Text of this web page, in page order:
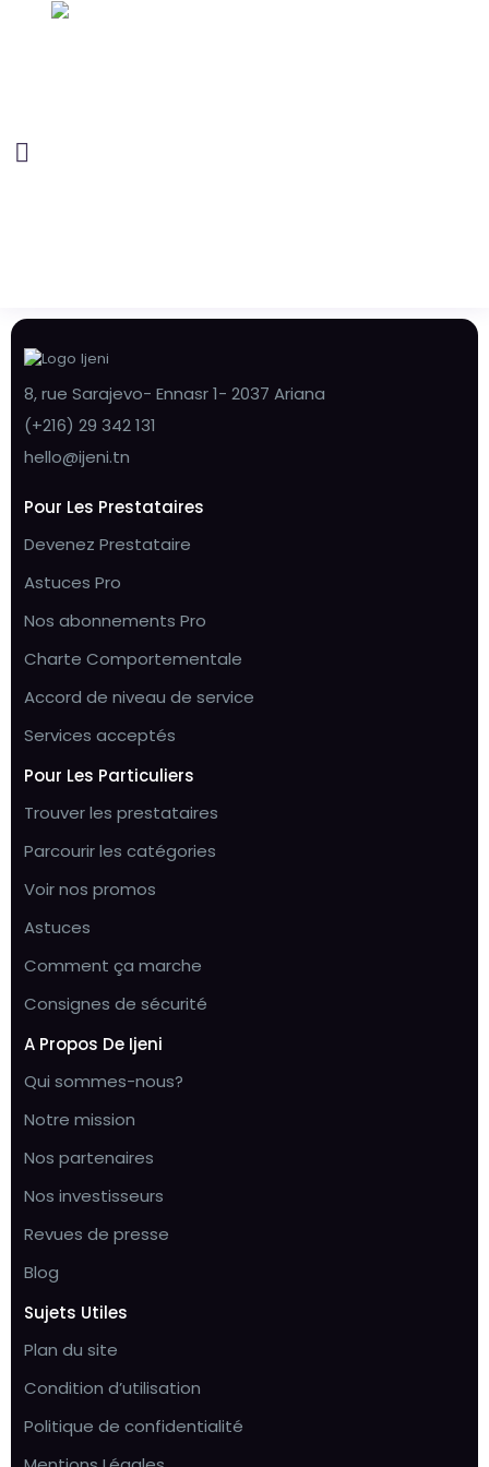
8, rue Sarajevo- Ennasr 1- 2037 Ariana
(+216) 29 342 131
hello@ijeni.tn
Pour Les Prestataires
Devenez Prestataire
Astuces Pro
Nos abonnements Pro
Charte Comportementale
Accord de niveau de service
Services acceptés
Pour Les Particuliers
Trouver les prestataires
Parcourir les catégories
Voir nos promos
Astuces
Comment ça marche
Consignes de sécurité
A Propos De Ijeni
Qui sommes-nous?
Notre mission
Nos partenaires
Nos investisseurs
Revues de presse
Blog
Sujets Utiles
Plan du site
Condition d’utilisation
Politique de confidentialité